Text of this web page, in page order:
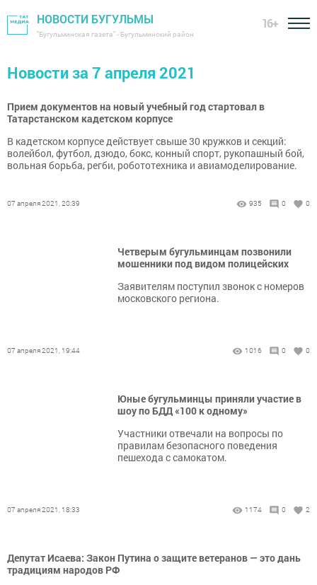
НОВОСТИ БУГУЛЬМЫ
"Бугульминская газета" - Бугульминский район
16+
Новости за 7 апреля 2021
Прием документов на новый учебный год стартовал в
Татарстанском кадетском корпусе
В кадетском корпусе действует свыше 30 кружков и секций:
волейбол, футбол, дзюдо, бокс, конный спорт, рукопашный бой,
вольная борьба, регби, робототехника и авиамоделирование.
07 апреля 2021, 20:39 935 0 0
Четверым бугульминцам позвонили
мошенники под видом полицейских
Заявителям поступил звонок с номеров
московского региона.
07 апреля 2021, 19:44 1016 0 0
Юные бугульминцы приняли участие в
шоу по БДД «100 к одному»
Участники отвечали на вопросы по
правилам безопасного поведения
пешехода с самокатом.
07 апреля 2021, 18:33 1174 0 2
Депутат Исаева: Закон Путина о защите ветеранов — это дань
традициям народов РФ